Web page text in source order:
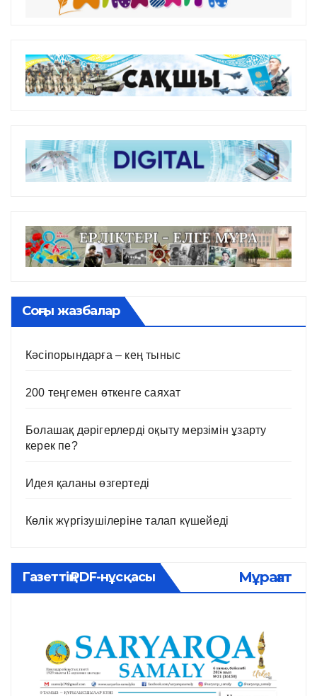
Соңғы жазбалар
Кәсіпорындарға – кең тыныс
200 теңгемен өткенге саяхат
Болашақ дәрігерлерді оқыту мерзімін ұзарту
керек пе?
Идея қаланы өзгертеді
Көлік жүргізушілеріне талап күшейеді
Газеттің PDF-нұсқасы Мұрағат